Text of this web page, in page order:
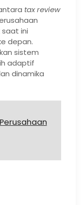
tax review
ini
depan.
sistem
adaptif
dinamika